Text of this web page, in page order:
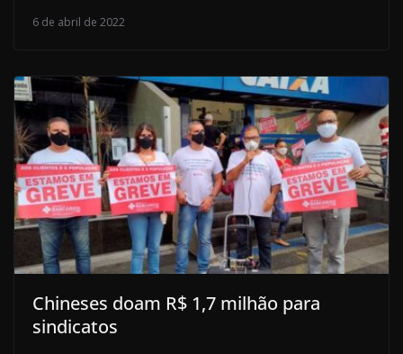
6 de abril de 2022
Chineses doam R$ 1,7 milhão para
sindicatos